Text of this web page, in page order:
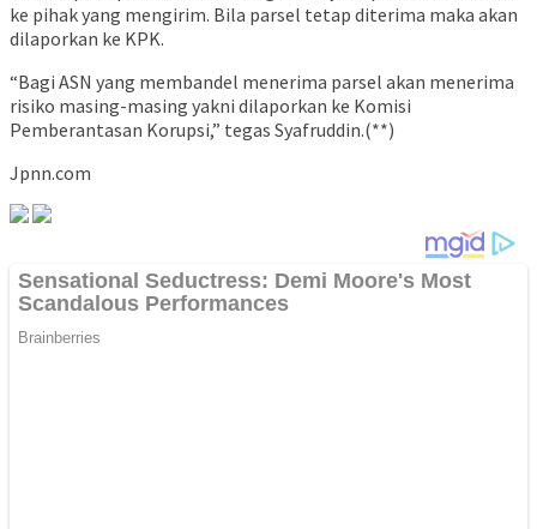
ke pihak yang mengirim. Bila parsel tetap diterima maka akan
dilaporkan ke KPK.
“Bagi ASN yang membandel menerima parsel akan menerima
risiko masing-masing yakni dilaporkan ke Komisi
Pemberantasan Korupsi,” tegas Syafruddin.(**)
Jpnn.com